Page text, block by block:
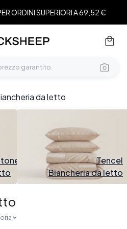
ORDINI SUPERIORI A 69,52 €
da letto
Tencel
Biancheria da letto